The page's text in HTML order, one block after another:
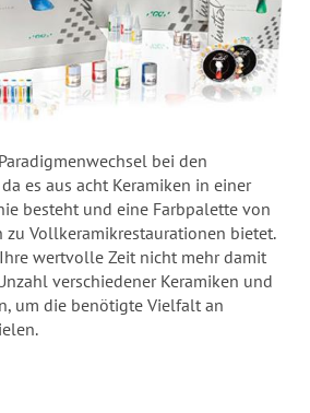
bei den
es aus acht Keramiken in einer
besteht und eine Farbpalette von
Vollkeramikrestaurationen bietet.
wertvolle Zeit nicht mehr damit
verschiedener Keramiken und
um die benötigte Vielfalt an